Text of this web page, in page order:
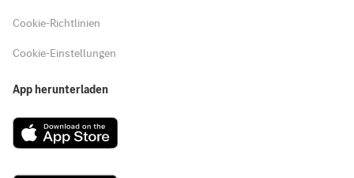
Cookie-Richtlinien
Cookie-Einstellungen
App herunterladen